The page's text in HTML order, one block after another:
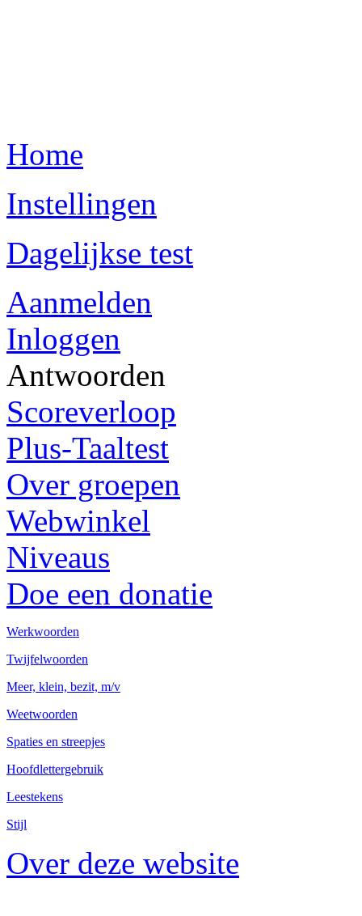
Home
Instellingen
Dagelijkse test
Aanmelden
Inloggen
Antwoorden
Scoreverloop
Plus-Taaltest
Over groepen
Webwinkel
Niveaus
Doe een donatie
Werkwoorden
Twijfelwoorden
Meer, klein, bezit, m/v
Weetwoorden
Spaties en streepjes
Hoofdlettergebruik
Leestekens
Stijl
Over deze website